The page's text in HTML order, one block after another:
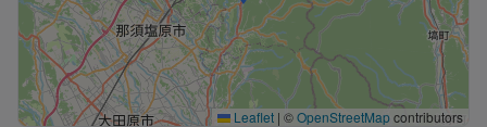
Leaflet | ©OpenStreetMapcontributors